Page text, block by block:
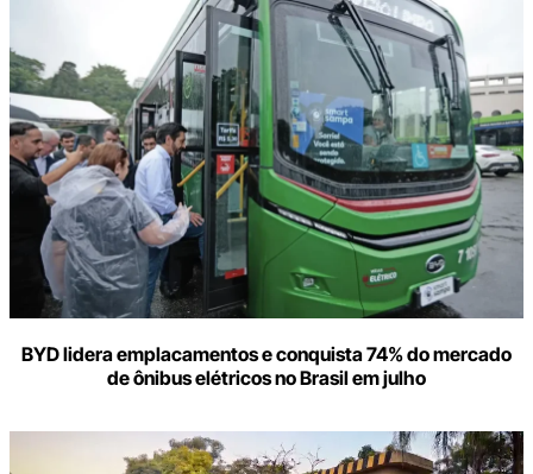
BYD lidera emplacamentos e conquista 74% do mercado
de ônibus elétricos no Brasil em julho